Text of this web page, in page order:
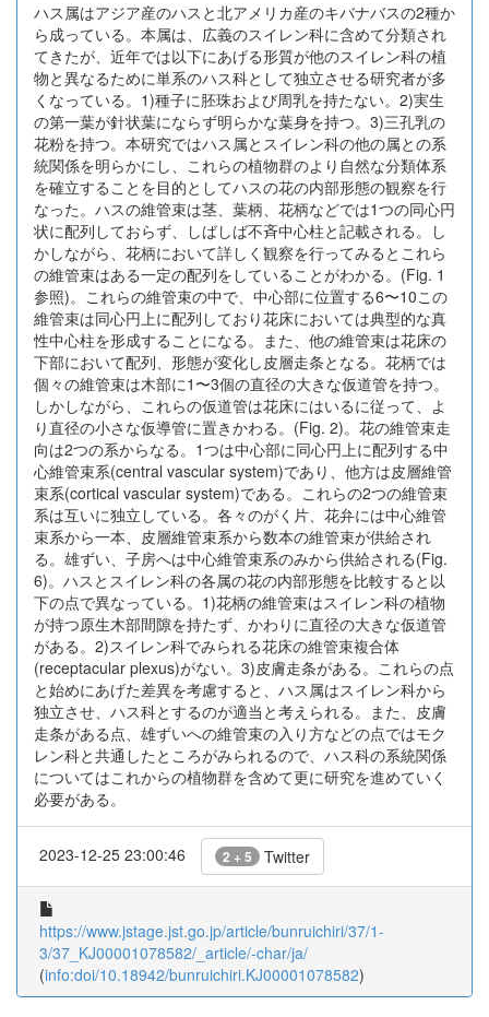
ハス属はアジア産のハスと北アメリカ産のキバナバスの2種か
ら成っている。本属は、広義のスイレン科に含めて分類され
てきたが、近年では以下にあげる形質が他のスイレン科の植
物と異なるために単系のハス科として独立させる研究者が多
くなっている。1)種子に胚珠および周乳を持たない。2)実生
の第一葉が針状葉にならず明らかな葉身を持つ。3)三孔乳の
花粉を持つ。本研究ではハス属とスイレン科の他の属との系
統関係を明らかにし、これらの植物群のより自然な分類体系
を確立することを目的としてハスの花の内部形態の観察を行
なった。ハスの維管束は茎、葉柄、花柄などでは1つの同心円
状に配列しておらず、しばしば不斉中心柱と記載される。し
かしながら、花柄において詳しく観察を行ってみるとこれら
の維管束はある一定の配列をしていることがわかる。(Fig. 1
参照)。これらの維管束の中で、中心部に位置する6〜10この
維管束は同心円上に配列しており花床においては典型的な真
性中心柱を形成することになる。また、他の維管束は花床の
下部において配列、形態が変化し皮層走条となる。花柄では
個々の維管束は木部に1〜3個の直径の大きな仮道管を持つ。
しかしながら、これらの仮道管は花床にはいるに従って、よ
り直径の小さな仮導管に置きかわる。(Fig. 2)。花の維管束走
向は2つの系からなる。1つは中心部に同心円上に配列する中
心維管束系(central vascular system)であり、他方は皮層維管
束系(cortical vascular system)である。これらの2つの維管束
系は互いに独立している。各々のがく片、花弁には中心維管
束系から一本、皮層維管束系から数本の維管束が供給され
る。雄ずい、子房へは中心維管束系のみから供給される(Fig.
6)。ハスとスイレン科の各属の花の内部形態を比較すると以
下の点で異なっている。1)花柄の維管束はスイレン科の植物
が持つ原生木部間隙を持たず、かわりに直径の大きな仮道管
がある。2)スイレン科でみられる花床の維管束複合体
(receptacular plexus)がない。3)皮膚走条がある。これらの点
と始めにあげた差異を考慮すると、ハス属はスイレン科から
独立させ、ハス科とするのが適当と考えられる。また、皮膚
走条がある点、雄ずいへの維管束の入り方などの点ではモク
レン科と共通したところがみられるので、ハス科の系統関係
についてはこれからの植物群を含めて更に研究を進めていく
必要がある。
2023-12-25 23:00:46 2 + 5 Twitter
https://www.jstage.jst.go.jp/article/bunruichiri/37/1-
3/37_KJ00001078582/_article/-char/ja/
(info:doi/10.18942/bunruichiri.KJ00001078582)